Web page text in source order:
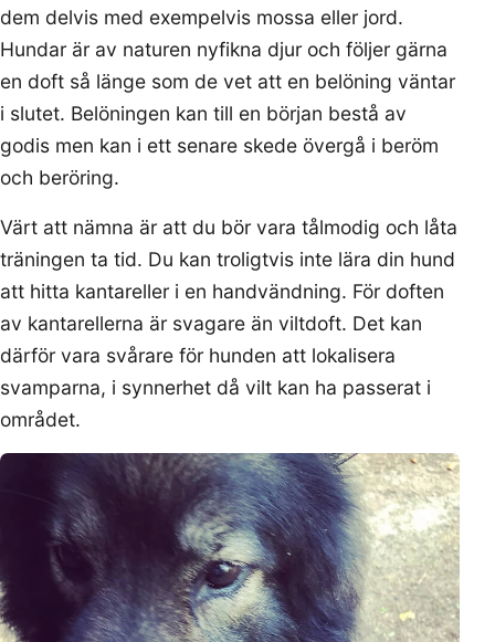
dem delvis med exempelvis mossa eller jord.
Hundar är av naturen nyfikna djur och följer gärna
en doft så länge som de vet att en belöning väntar
i slutet. Belöningen kan till en början bestå av
godis men kan i ett senare skede övergå i beröm
och beröring.
Värt att nämna är att du bör vara tålmodig och låta
träningen ta tid. Du kan troligtvis inte lära din hund
att hitta kantareller i en handvändning. För doften
av kantarellerna är svagare än viltdoft. Det kan
därför vara svårare för hunden att lokalisera
svamparna, i synnerhet då vilt kan ha passerat i
området.